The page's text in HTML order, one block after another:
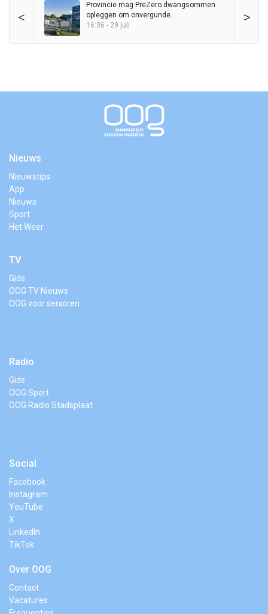
< >
Provincie mag PreZero dwangsommen
opleggen om onvergunde
sorteerinstallatie
16:36 - 29 juli
Nieuws
Nieuwstips
App
Nieuws
Sport
Het Weer
TV
Gids
OOG TV Nieuws
OOG voor senioren
Radio
Gids
OOG Sport
OOG Radio Stadsplaat
Social
Facebook
Instagram
YouTube
X
LinkedIn
TikTok
Over OOG
Contact
Vacatures